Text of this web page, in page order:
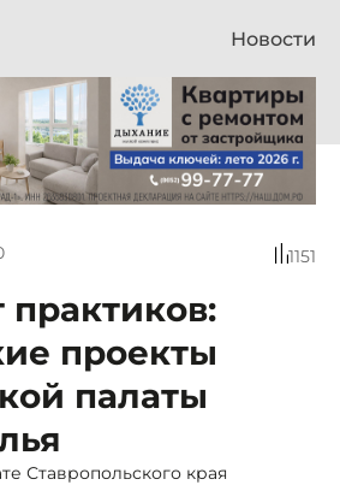
Новости
1151
практиков:
проекты
палаты
Ставропольского края